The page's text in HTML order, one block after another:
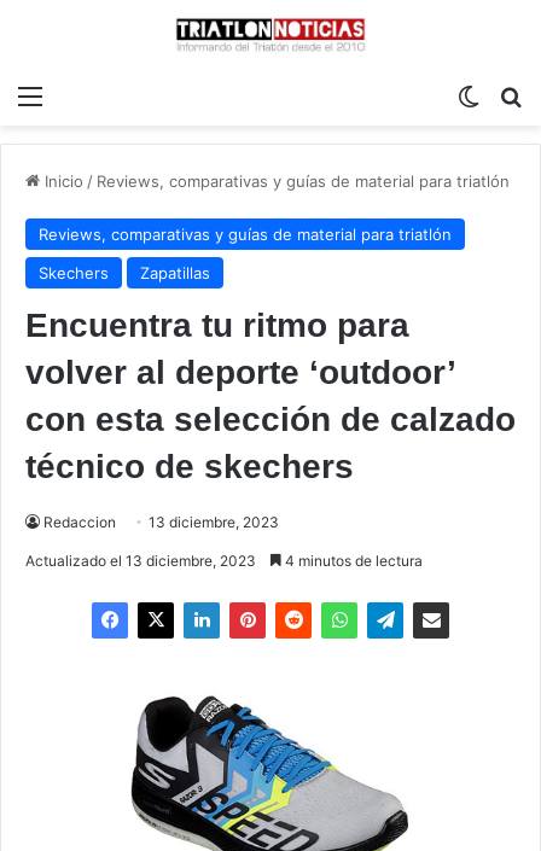
Inicio / Reviews, comparativas y guías de material para triatlón
Reviews, comparativas y guías de material para triatlón
Skechers
Zapatillas
Encuentra tu ritmo para
volver al deporte ‘outdoor’
con esta selección de calzado
técnico de skechers
Redaccion 13 diciembre, 2023
Actualizado el 13 diciembre, 2023 4 minutos de lectura